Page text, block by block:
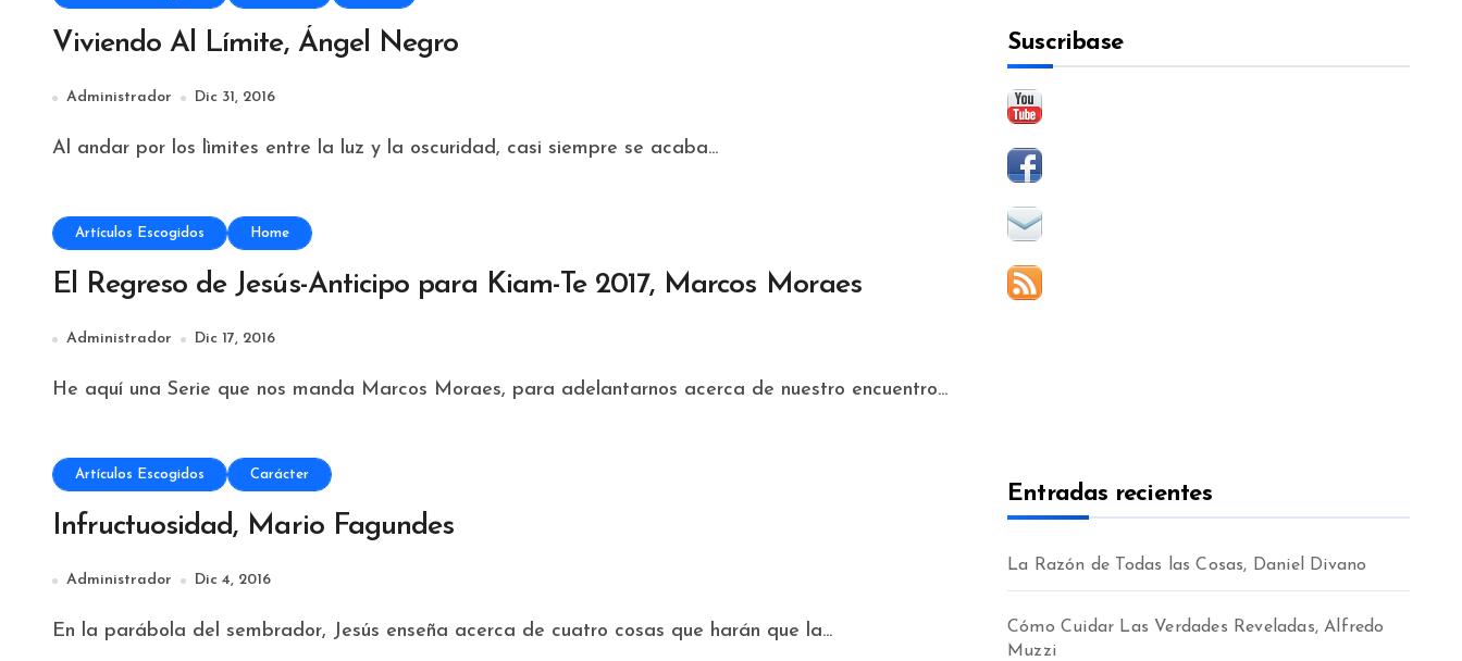
Viviendo Al Límite, Ángel Negro
Administrador Dic 31, 2016
Al andar por los lìmites entre la luz y la oscuridad, casi siempre se acaba...
Artículos Escogidos Home
El Regreso de Jesús-Anticipo para Kiam-Te 2017, Marcos Moraes
Administrador Dic 17, 2016
He aquí una Serie que nos manda Marcos Moraes, para adelantarnos acerca de nuestro encuentro...
Artículos Escogidos Carácter
Infructuosidad, Mario Fagundes
Administrador Dic 4, 2016
En la parábola del sembrador, Jesús enseña acerca de cuatro cosas que harán que la...
r
:
Suscribase
Entradas recientes
La Razón de Todas las Cosas, Daniel Divano
Cómo Cuidar Las Verdades Reveladas, Alfredo
Muzzi